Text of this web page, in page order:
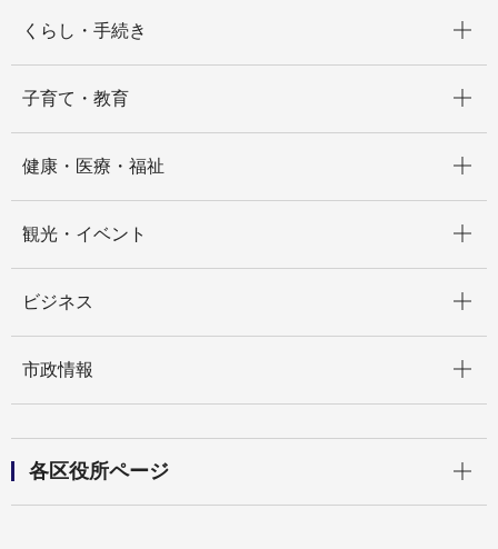
くらし・手続き
子育て・教育
健康・医療・福祉
観光・イベント
ビジネス
市政情報
各区役所ページ